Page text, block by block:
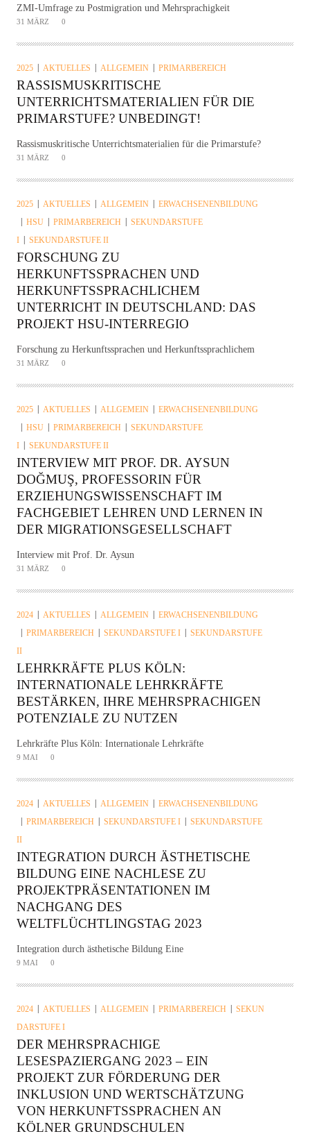
ZMI-Umfrage zu Postmigration und Mehrsprachigkeit
31 MÄRZ 0
2025 AKTUELLES ALLGEMEIN PRIMARBEREICH
RASSISMUSKRITISCHE
UNTERRICHTSMATERIALIEN FÜR DIE
PRIMARSTUFE? UNBEDINGT!
Rassismuskritische Unterrichtsmaterialien für die Primarstufe?
31 MÄRZ 0
2025 AKTUELLES ALLGEMEIN
ERWACHSENENBILDUNG
HSU
PRIMARBEREICH
SEKUNDARSTUFE
I
SEKUNDARSTUFE II
FORSCHUNG ZU
HERKUNFTSSPRACHEN UND
HERKUNFTSSPRACHLICHEM
UNTERRICHT IN DEUTSCHLAND: DAS
PROJEKT HSU-INTERREGIO
Forschung zu Herkunftssprachen und Herkunftssprachlichem
31 MÄRZ 0
2025 AKTUELLES ALLGEMEIN
ERWACHSENENBILDUNG
HSU
PRIMARBEREICH
SEKUNDARSTUFE
I
SEKUNDARSTUFE II
INTERVIEW MIT PROF. DR. AYSUN
DOĞMUŞ, PROFESSORIN FÜR
ERZIEHUNGSWISSENSCHAFT IM
FACHGEBIET LEHREN UND LERNEN IN
DER MIGRATIONSGESELLSCHAFT
Interview mit Prof. Dr. Aysun
31 MÄRZ 0
2024 AKTUELLES ALLGEMEIN
ERWACHSENENBILDUNG
PRIMARBEREICH
SEKUNDARSTUFE I
SEKUNDARSTUFE
II
LEHRKRÄFTE PLUS KÖLN:
INTERNATIONALE LEHRKRÄFTE
BESTÄRKEN, IHRE MEHRSPRACHIGEN
POTENZIALE ZU NUTZEN
Lehrkräfte Plus Köln: Internationale Lehrkräfte
9 MAI 0
2024 AKTUELLES ALLGEMEIN
ERWACHSENENBILDUNG
PRIMARBEREICH
SEKUNDARSTUFE I
SEKUNDARSTUFE
II
INTEGRATION DURCH ÄSTHETISCHE
BILDUNG EINE NACHLESE ZU
PROJEKTPRÄSENTATIONEN IM
NACHGANG DES
WELTFLÜCHTLINGSTAG 2023
Integration durch ästhetische Bildung Eine
9 MAI 0
2024 AKTUELLES ALLGEMEIN PRIMARBEREICH
SEKUN
DARSTUFE I
DER MEHRSPRACHIGE
LESESPAZIERGANG 2023 – EIN
PROJEKT ZUR FÖRDERUNG DER
INKLUSION UND WERTSCHÄTZUNG
VON HERKUNFTSSPRACHEN AN
KÖLNER GRUNDSCHULEN